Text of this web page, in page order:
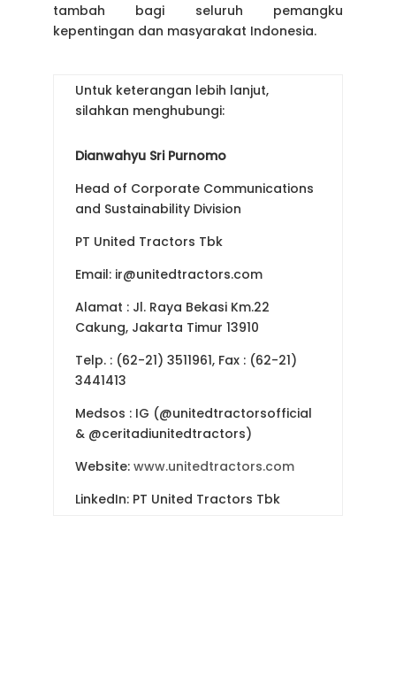
tambah bagi seluruh pemangku
kepentingan dan masyarakat Indonesia.
Untuk keterangan lebih lanjut,
silahkan menghubungi:
Dianwahyu Sri Purnomo
Head of Corporate Communications
and Sustainability Division
PT United Tractors Tbk
Email: ir@unitedtractors.com
Alamat : Jl. Raya Bekasi Km.22
Cakung, Jakarta Timur 13910
Telp. : (62-21) 3511961, Fax : (62-21)
3441413
Medsos : IG (@unitedtractorsofficial
& @ceritadiunitedtractors)
Website: www.unitedtractors.com
LinkedIn: PT United Tractors Tbk